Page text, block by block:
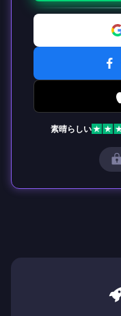
素晴らしい